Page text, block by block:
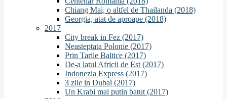
Chiang Mai, o altfel de Thailanda (2018)
Georgia, atat de aproape (2018)
2017
City break in Fez (2017)
Neasteptata Polonie (2017)
Prin Tarile Baltice (2017)
De-a latul Africii de Est (2017)
Indonezia Express (2017)
3 zile in Dubai (2017)
Un Krabi mai putin batut (2017)